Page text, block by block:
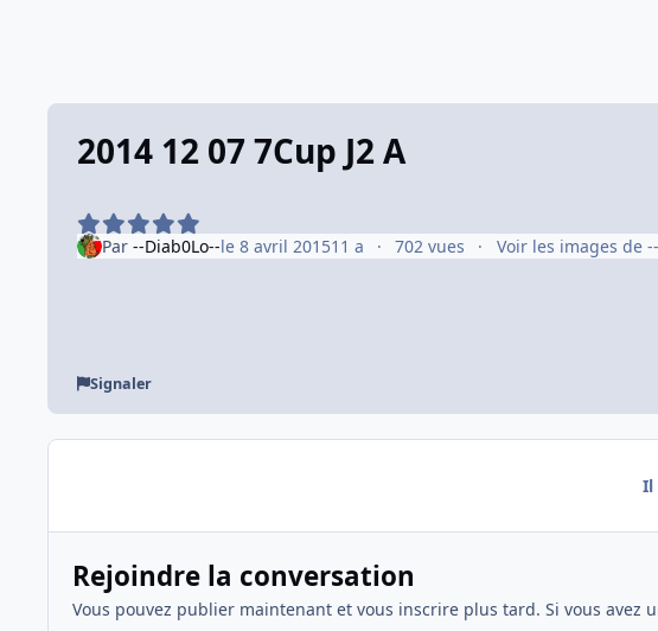
2014 12 07 7Cup J2 A
Par --Diab0Lo--le 8 avril 201511 a 702 vues Voir les images de
Signaler
Il
Rejoindre la conversation
Vous pouvez publier maintenant et vous inscrire plus tard. Si vous avez